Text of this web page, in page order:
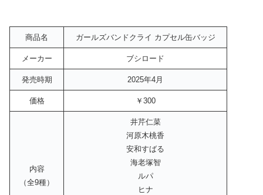
商品名 ガールズバンドクライ カプセル缶バッジ
メーカー ブシロード
発売時期 2025年4月
価格 ￥300
内容
（全9種）
井芹仁菜
河原木桃香
安和すばる
海老塚智
ルパ
ヒナ